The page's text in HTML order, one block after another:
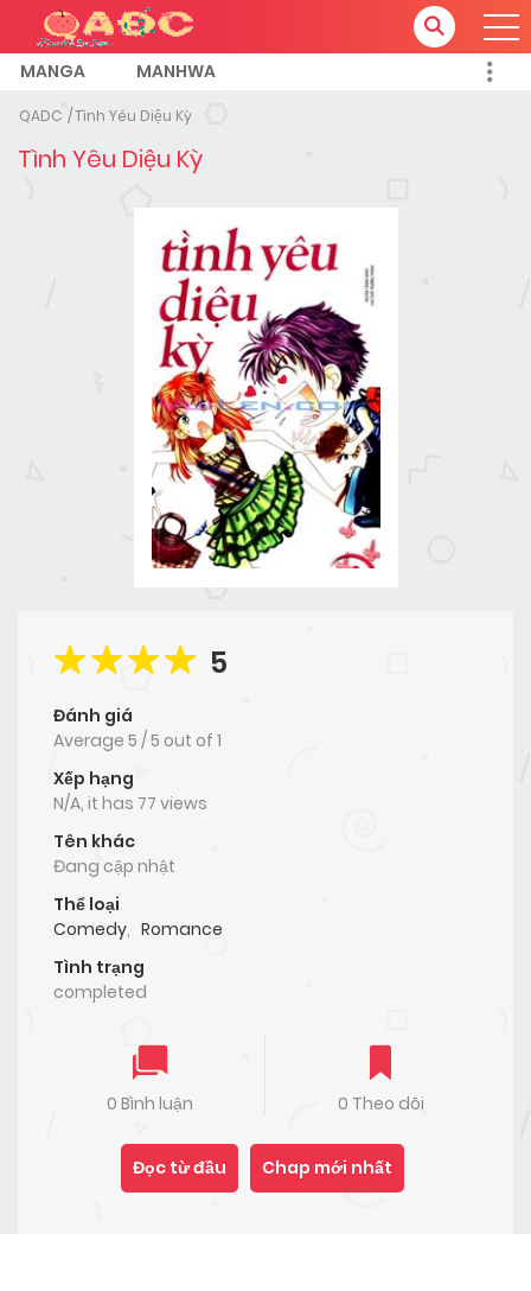
MANGA MANHWA
QADC Tình Yêu Diệu Kỳ
Tình Yêu Diệu Kỳ
5
Đánh giá
Average 5 /5 out of 1
Xếp hạng
N/A, it has 77 views
Tên khác
Đang cập nhật
Thể loại
Comedy, Romance
Tình trạng
completed
0 Bình luận 0 Theo dõi
Đọc từ đầu Chap mới nhất